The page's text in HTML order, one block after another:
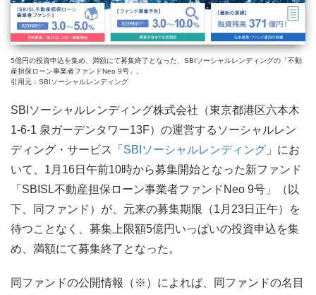
5億円の投資申込を集め、満額にて募集終了となった、SBIソーシャルレンディングの「不動
産担保ローン事業者ファンドNeo 9号」。
引用元：SBIソーシャルレンディング
SBIソーシャルレンディング株式会社（東京都港区六本木
1-6-1 泉ガーデンタワー13F）の運営するソーシャルレン
ディング・サービス「 SBIソーシャルレンディング 」にお
いて、1月16日午前10時から募集開始となった新ファンド
「SBISL不動産担保ローン事業者ファンドNeo 9号」（以
下、同ファンド）が、元来の募集期限（1月23日正午）を
待つことなく、募集上限額5億円いっぱいの投資申込を集
め、満額にて募集終了となった。
同ファンドの公開情報（※）によれば、同ファンドの名目